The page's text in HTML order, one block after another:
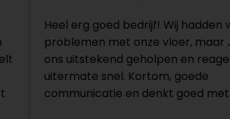
Heel erg goed bedrijf! Wij hadden
problemen met onze vloer, maar
ons uitstekend geholpen en
uitermate snel. Kortom, goede
communicatie en denkt goed